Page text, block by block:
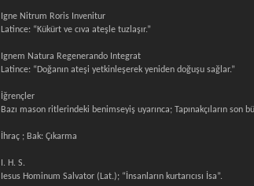
Igne Nitrum Roris Invenitur
Latince: “Kükürt ve cıva ateşle tuzlaşır.”
Ignem Natura Regenerando Integrat
Latince: “Doğanın ateşi yetkinleşerek yeniden doğuşu sağlar.”
İğrençler
Bazı mason ritlerindeki benimseyiş uyarınca; Tapınakçıların son
İhraç ; Bak: Çıkarma
I. H. S.
Iesus Hominum Salvator (Lat.); “İnsanların kurtarıcısı İsa”.